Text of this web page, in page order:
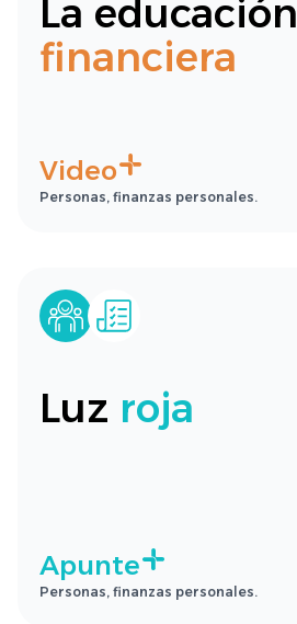
La educación
financiera
Video
Personas, finanzas personales.
Luz roja
Apunte
Personas, finanzas personales.